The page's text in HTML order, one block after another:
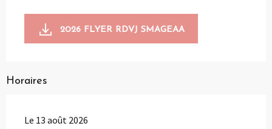
2026 FLYER RDVJ SMAGEAA
Horaires
Le 13 août 2026